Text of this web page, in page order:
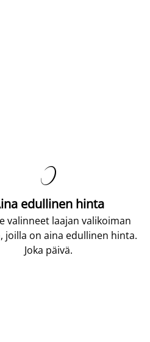

edullinen hinta
valinneet laajan valikoiman
joilla on aina edullinen hinta.
Joka päivä.